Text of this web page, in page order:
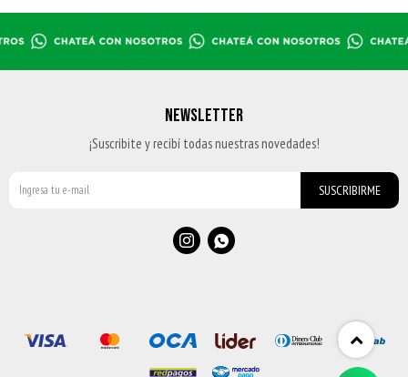
NEWSLETTER
¡Suscribite y recibí todas nuestras novedades!
SUSCRIBIRME
 